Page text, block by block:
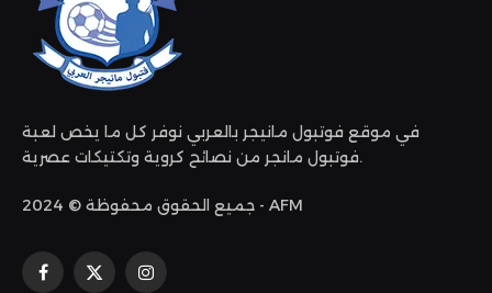
في موقع فوتبول مانيجر بالعربي نوفر كل ما يخص لعبة
فوتبول مانجر من نصائح كروية وتكتيكات عصرية.
جميع الحقوق محفوظة © 2024 - AFM
فيسبوك
X الانستغرام